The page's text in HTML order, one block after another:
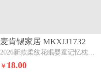
麦肯锡家居 MKXJJ1732
2026新款柔纹花眠婴童记忆枕头枕芯绿色
￥ 18.00